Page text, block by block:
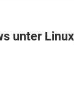
unter Linux